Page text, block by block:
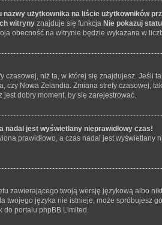
nazwy użytkownika na liście użytkowników
witryny znajduje się funkcja Nie pokazuj
obecność na witrynie będzie wykazana w
czasowej, niż ta, w której się znajdujesz. Jeśli
czy Nowa Zelandia. Zmiana strefy czasowej,
dobry moment, by się zarejestrować.
nadal jest wyświetlany nieprawidłowy czas!
prawidłowo, a czas nadal jest
zawierającego twoją wersję językową albo
twojego języka nie istnieje, może spróbujesz
do portalu phpBB Limited.